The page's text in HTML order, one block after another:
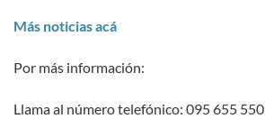
Más noticias acá
Por más información:
Llama al número telefónico: 095 655 550